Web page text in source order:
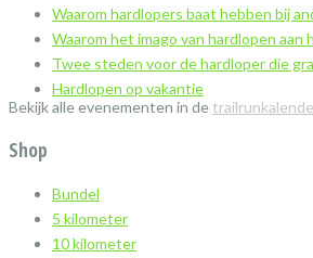
Waarom hardlopers baat hebben bij
Waarom het imago van hardlopen aan
Twee steden voor de hardloper die
Hardlopen op vakantie
Bekijk alle evenementen in de
Shop
Bundel
5 kilometer
10 kilometer